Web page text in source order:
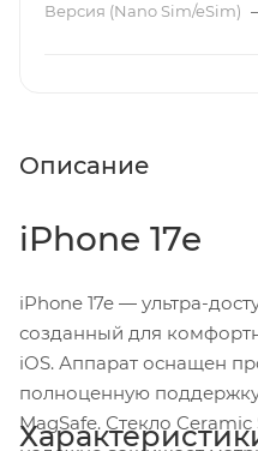
Версия (Nano Sim/eSim)
Описание
iPhone 17e
iPhone 17e — ультра-
созданный для
iOS. Аппарат оснащен
полноценную
MagSafe. Стекло